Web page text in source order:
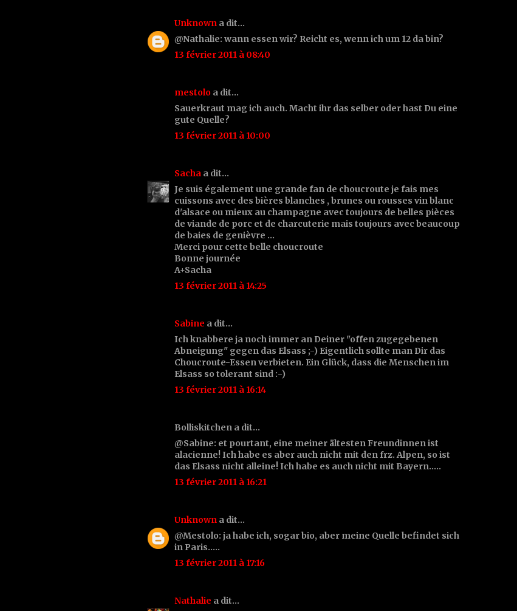
Unknown a dit…
@Nathalie: wann essen wir? Reicht es, wenn ich um 12 da bin?
13 février 2011 à 08:40
mestolo a dit…
Sauerkraut mag ich auch. Macht ihr das selber oder hast Du eine
gute Quelle?
13 février 2011 à 10:00
Sacha a dit…
Je suis également une grande fan de choucroute je fais mes
cuissons avec des bières blanches , brunes ou rousses vin blanc
d'alsace ou mieux au champagne avec toujours de belles pièces
de viande de porc et de charcuterie mais toujours avec beaucoup
de baies de genièvre ...
Merci pour cette belle choucroute
Bonne journée
A+Sacha
13 février 2011 à 14:25
Sabine a dit…
Ich knabbere ja noch immer an Deiner "offen zugegebenen
Abneigung" gegen das Elsass ;-) Eigentlich sollte man Dir das
Choucroute-Essen verbieten. Ein Glück, dass die Menschen im
Elsass so tolerant sind :-)
13 février 2011 à 16:14
Bolliskitchen a dit…
@Sabine: et pourtant, eine meiner ältesten Freundinnen ist
alacienne! Ich habe es aber auch nicht mit den frz. Alpen, so ist
das Elsass nicht alleine! Ich habe es auch nicht mit Bayern.....
13 février 2011 à 16:21
Unknown a dit…
@Mestolo: ja habe ich, sogar bio, aber meine Quelle befindet sich
in Paris.....
13 février 2011 à 17:16
Nathalie a dit…